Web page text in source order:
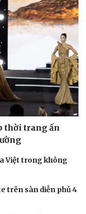
thời trang ấn
Việt trong không
trên sàn diễn phủ 4